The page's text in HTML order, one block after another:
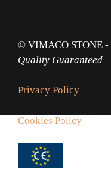
© VIMACO STONE -
Quality Guaranteed
Privacy Policy
Cookies Policy